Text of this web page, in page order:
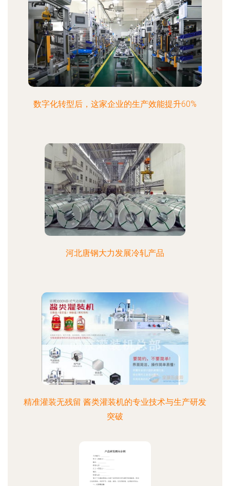
数字化转型后，这家企业的生产效能提升60%
河北唐钢大力发展冷轧产品
精准灌装无残留 酱类灌装机的专业技术与生产研发
突破